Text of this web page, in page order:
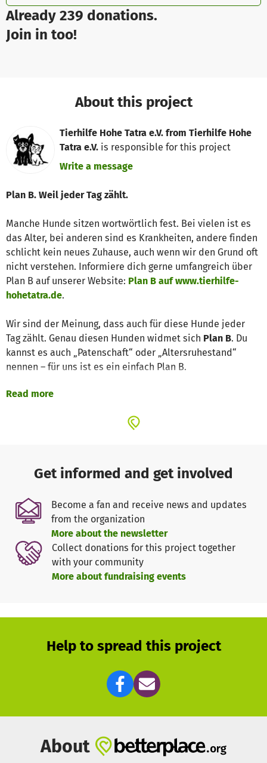
Already 239 donations.
Join in too!
About this project
Tierhilfe Hohe Tatra e.V. from Tierhilfe Hohe
Tatra e.V. is responsible for this project
Write a message
Plan B. Weil jeder Tag zählt.
Manche Hunde sitzen wortwörtlich fest. Bei vielen ist es
das Alter, bei anderen sind es Krankheiten, andere finden
schlicht kein neues Zuhause, auch wenn wir den Grund oft
nicht verstehen. Informiere dich gerne umfangreich über
Plan B auf unserer Website: Plan B auf www.tierhilfe-
hohetatra.de.
Wir sind der Meinung, dass auch für diese Hunde jeder
Tag zählt. Genau diesen Hunden widmet sich Plan B. Du
kannst es auch „Patenschaft“ oder „Altersruhestand“
nennen – für uns ist es ein einfach Plan B.
Mit Plan B will die Tierhilfe Hohe Tatra für all die Hunde
sichern, für die wir eine Einreise nach Deutschland nicht
200€ monatlich oder 2.400€ pro Jahr
sichern für unsere
Plan B Hunde Medikamente, tierärztliche Betreuung,
Futter, menschliche Fürsorge und notwendige
Behandlungen.Deine Spende kommt direkt bei diesem
Hund an.
Dafür benötigen wir deine Unterstützung.
Werde jetzt Teil von Plan B.
Read more
Get informed and get involved
Become a fan and receive news and updates
from the organization
More about the newsletter
Collect donations for this project together
with your community
More about fundraising events
Help to spread this project
About